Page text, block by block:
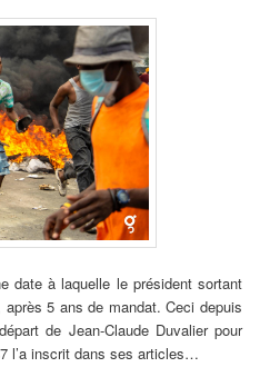
date à laquelle le président sortant
5 ans de mandat. Ceci depuis
de Jean-Claude Duvalier pour
l’a inscrit dans ses articles…